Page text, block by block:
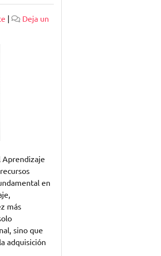
|
Deja un
Aprendizaje
en
más
sino que
adquisición